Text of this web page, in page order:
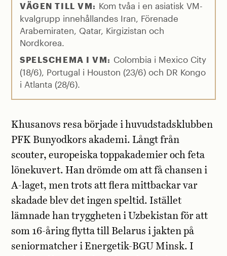
VÄGEN TILL VM: Kom tvåa i en asiatisk VM-
kvalgrupp innehållandes Iran, Förenade
Arabemiraten, Qatar, Kirgizistan och
Nordkorea.
SPELSCHEMA I VM: Colombia i Mexico City
(18/6), Portugal i Houston (23/6) och DR Kongo
i Atlanta (28/6).
Khusanovs resa började i huvudstadsklubben
PFK Bunyodkors akademi. Långt från
scouter, europeiska toppakademier och feta
lönekuvert. Han drömde om att få chansen i
A-laget, men trots att flera mittbackar var
skadade blev det ingen speltid. Istället
lämnade han tryggheten i Uzbekistan för att
som 16-åring flytta till Belarus i jakten på
seniormatcher i Energetik-BGU Minsk. I